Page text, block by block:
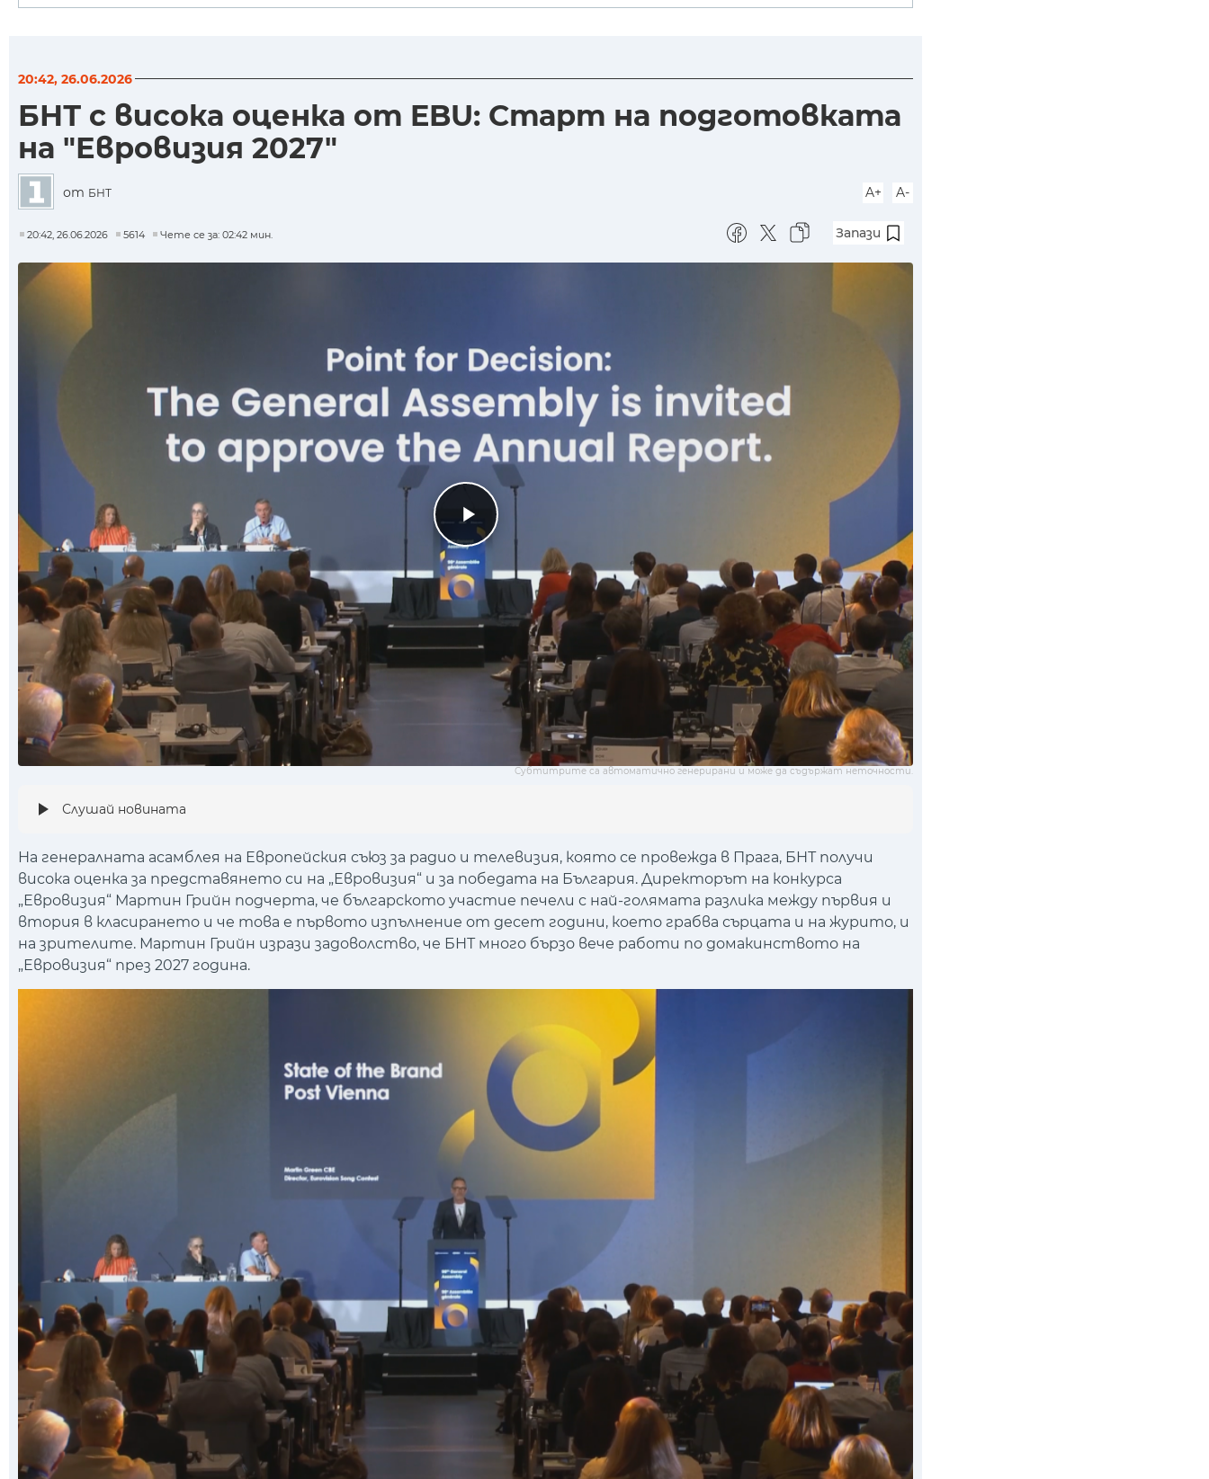
20:42, 26.06.2026
БНТ с висока оценка от EBU: Старт на подготовката
на "Евровизия 2027"
от БНТ A+ A-
20:42, 26.06.2026 5614 Чете се за: 02:42 мин. Запази
Субтитрите са автоматично генерирани и може да съдържат неточности.
Слушай новината
На генералната асамблея на Европейския съюз за радио и телевизия, която се провежда в Прага, БНТ получи
висока оценка за представянето си на „Евровизия“ и за победата на България. Директорът на конкурса
„Евровизия“ Мартин Грийн подчерта, че българското участие печели с най-голямата разлика между първия и
втория в класирането и че това е първото изпълнение от десет години, което грабва сърцата и на журито, и
на зрителите. Мартин Грийн изрази задоволство, че БНТ много бързо вече работи по домакинството на
„Евровизия“ през 2027 година.